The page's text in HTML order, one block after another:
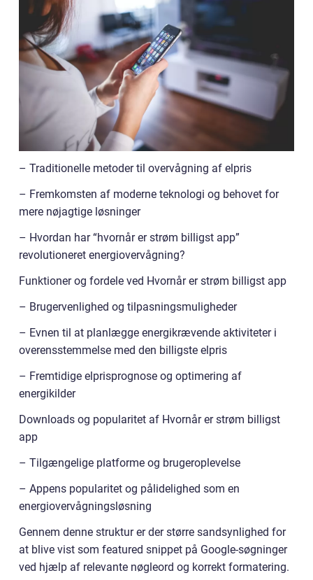
– Traditionelle metoder til overvågning af elpris
– Fremkomsten af moderne teknologi og behovet for
mere nøjagtige løsninger
– Hvordan har “hvornår er strøm billigst app”
revolutioneret energiovervågning?
Funktioner og fordele ved Hvornår er strøm billigst app
– Brugervenlighed og tilpasningsmuligheder
– Evnen til at planlægge energikrævende aktiviteter i
overensstemmelse med den billigste elpris
– Fremtidige elprisprognose og optimering af
energikilder
Downloads og popularitet af Hvornår er strøm billigst
app
– Tilgængelige platforme og brugeroplevelse
– Appens popularitet og pålidelighed som en
energiovervågningsløsning
Gennem denne struktur er der større sandsynlighed for
at blive vist som featured snippet på Google-søgninger
ved hjælp af relevante nøgleord og korrekt formatering.